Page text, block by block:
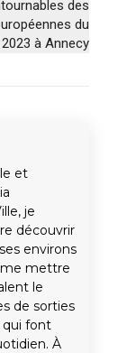
des
du
à Annecy
et
je
découvrir
environs
mettre
le
de sorties
qui font
À